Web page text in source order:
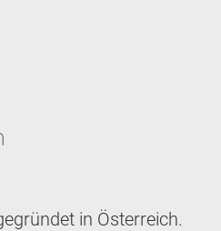
in Österreich.